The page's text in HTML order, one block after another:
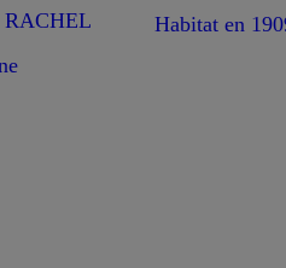
RACHEL
Habitat en